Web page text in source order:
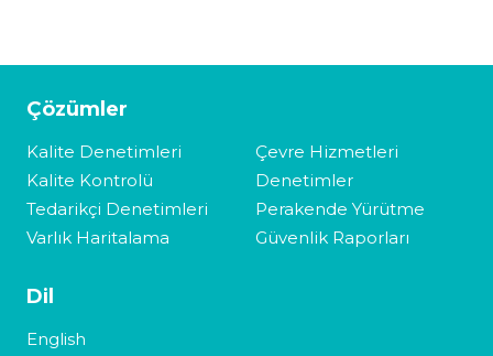
Çözümler
Kalite Denetimleri
Kalite Kontrolü
Tedarikçi Denetimleri
Varlık Haritalama
Çevre Hizmetleri
Denetimler
Perakende Yürütme
Güvenlik Raporları
Dil
English